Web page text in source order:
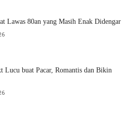
Lawas 80an yang Masih Enak Didengar
Lucu buat Pacar, Romantis dan Bikin